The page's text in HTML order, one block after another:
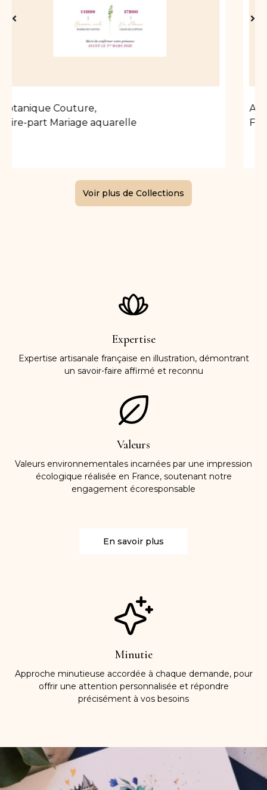
Aurore florale,
Faire-part Mariage aquarelle
Voir plus de Collections
Expertise
Expertise artisanale française en illustration, démontrant
un savoir-faire affirmé et reconnu
Valeurs
Valeurs environnementales incarnées par une impression
écologique réalisée en France, soutenant notre
engagement écoresponsable
En savoir plus
Minutie
Approche minutieuse accordée à chaque demande, pour
offrir une attention personnalisée et répondre
précisément à vos besoins